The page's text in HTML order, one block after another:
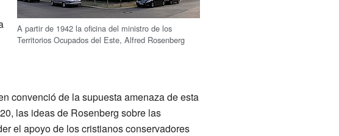
A partir de 1942 la oficina del ministro de los
Territorios Ocupados del Este, Alfred Rosenberg
convenció de la supuesta amenaza de esta
las ideas de Rosenberg sobre las
el apoyo de los cristianos conservadores